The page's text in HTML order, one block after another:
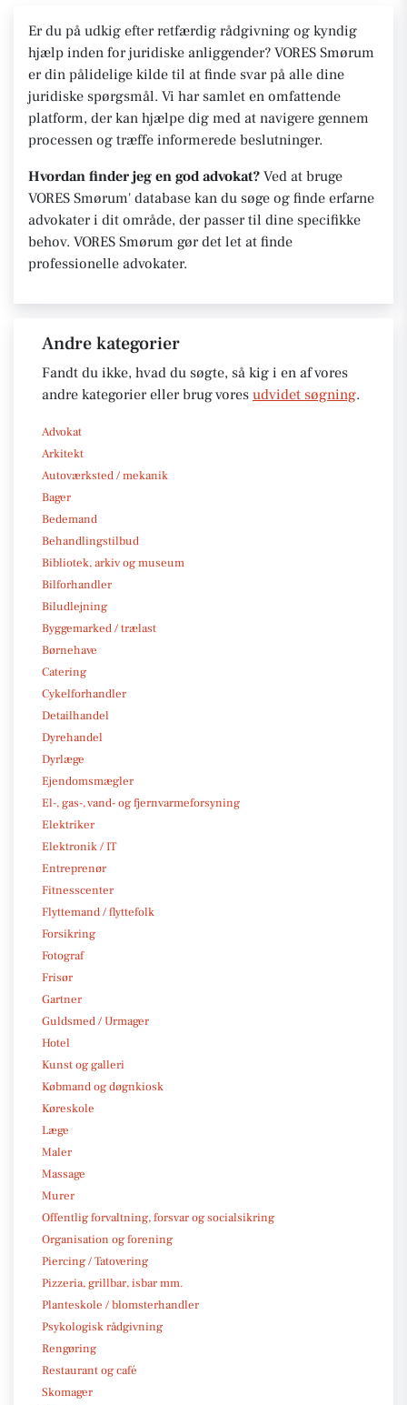
Er du på udkig efter retfærdig rådgivning og kyndig
hjælp inden for juridiske anliggender? VORES Smørum
er din pålidelige kilde til at finde svar på alle dine
juridiske spørgsmål. Vi har samlet en omfattende
platform, der kan hjælpe dig med at navigere gennem
processen og træffe informerede beslutninger.
Hvordan finder jeg en god advokat? Ved at bruge
VORES Smørum' database kan du søge og finde erfarne
advokater i dit område, der passer til dine specifikke
behov. VORES Smørum gør det let at finde
professionelle advokater.
Andre kategorier
Fandt du ikke, hvad du søgte, så kig i en af vores
andre kategorier eller brug vores udvidet søgning.
Advokat
Arkitekt
Autoværksted / mekanik
Bager
Bedemand
Behandlingstilbud
Bibliotek, arkiv og museum
Bilforhandler
Biludlejning
Byggemarked / trælast
Børnehave
Catering
Cykelforhandler
Detailhandel
Dyrehandel
Dyrlæge
Ejendomsmægler
El-, gas-, vand- og fjernvarmeforsyning
Elektriker
Elektronik / IT
Entreprenør
Fitnesscenter
Flyttemand / flyttefolk
Forsikring
Fotograf
Frisør
Gartner
Guldsmed / Urmager
Hotel
Kunst og galleri
Købmand og døgnkiosk
Køreskole
Læge
Maler
Massage
Murer
Offentlig forvaltning, forsvar og socialsikring
Organisation og forening
Piercing / Tatovering
Pizzeria, grillbar, isbar mm.
Planteskole / blomsterhandler
Psykologisk rådgivning
Rengøring
Restaurant og café
Skomager